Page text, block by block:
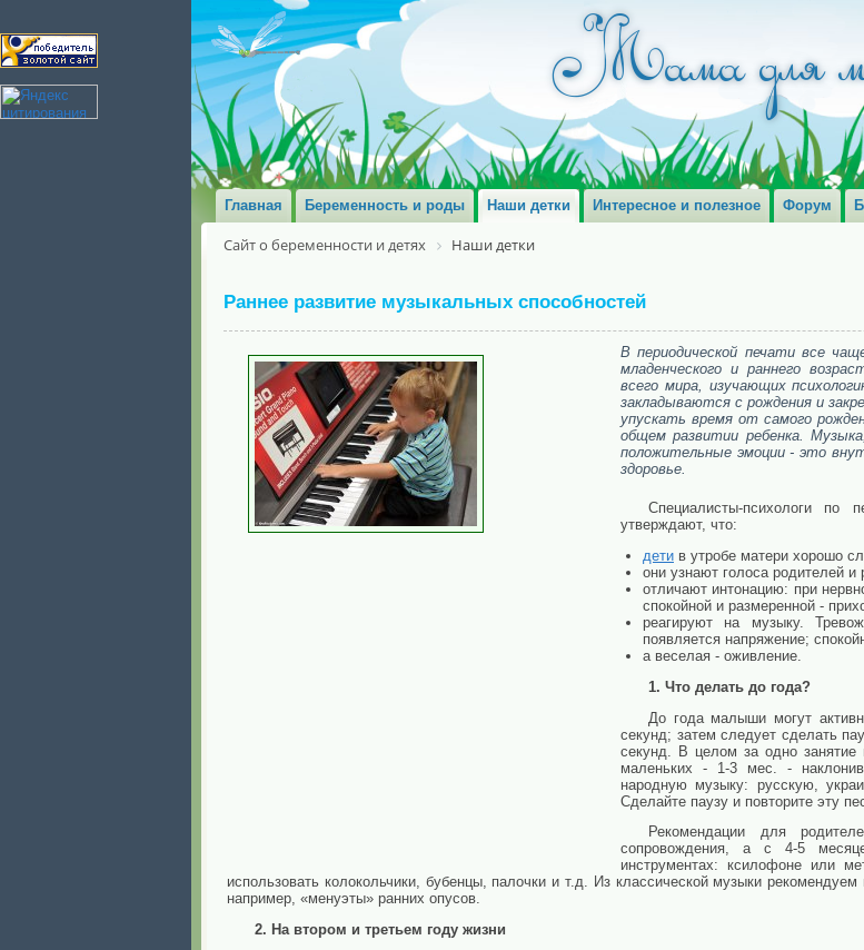
Главная Беременность и роды Наши детки Интересное и полезное Форум
Сайт о беременности и детях Наши детки
Раннее развитие музыкальных способностей
В периодической печати все
младенческого и раннего
всего мира, изучающих
закладываются с рождения и
упускать время от самого
общем развитии ребенка.
положительные эмоции - это
здоровье.
Специалисты-психологи по
утверждают, что:
дети в утробе матери хорошо
они узнают голоса родителей
отличают интонацию: при
спокойной и размеренной -
реагируют на музыку.
появляется напряжение;
а веселая - оживление.
1. Что делать до года?
До года малыши могут
секунд; затем следует сделать
секунд. В целом за одно
маленьких - 1-3 мес. -
народную музыку: русскую,
Сделайте паузу и повторите эту
Рекомендации для
сопровождения, а с 4-5
инструментах: ксилофоне или
использовать колокольчики, бубенцы, палочки и т.д. Из классической музыки
например, «менуэты» ранних опусов.
2. На втором и третьем году жизни